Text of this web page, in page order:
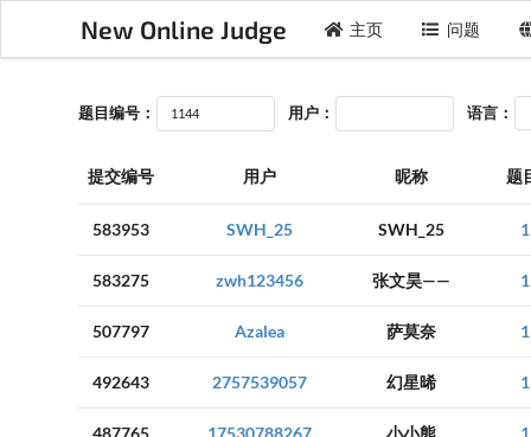
New Online Judge 主页 问题
题目编号： 用户： 语言：
提交编号 用户 昵称 题
583953 SWH_25 SWH_25
583275 zwh123456 张文昊——
507797 Azalea 萨莫奈
492643 2757539057 幻星晞